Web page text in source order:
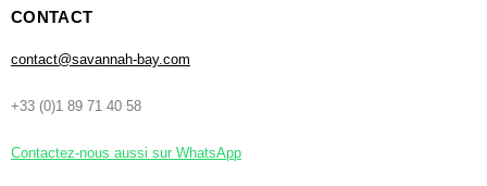
CONTACT
contact@savannah-bay.com
+33 (0)1 89 71 40 58
Contactez-nous aussi sur WhatsApp